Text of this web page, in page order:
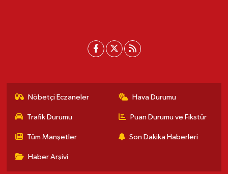
Nöbetçi Eczaneler Hava Durumu
Trafik Durumu Puan Durumu ve Fikstür
Tüm Manşetler Son Dakika Haberleri
Haber Arşivi